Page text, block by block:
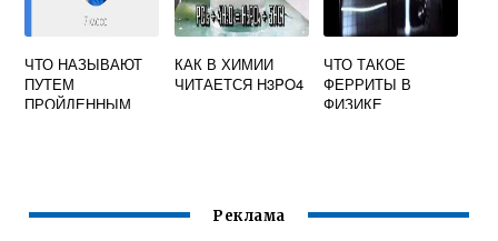
ЧТО НАЗЫВАЮТ
ПУТЕМ
ПРОЙДЕННЫМ
КАК В ХИМИИ
ЧИТАЕТСЯ H3PO4
ЧТО ТАКОЕ
ФЕРРИТЫ В
ФИЗИКЕ
Реклама